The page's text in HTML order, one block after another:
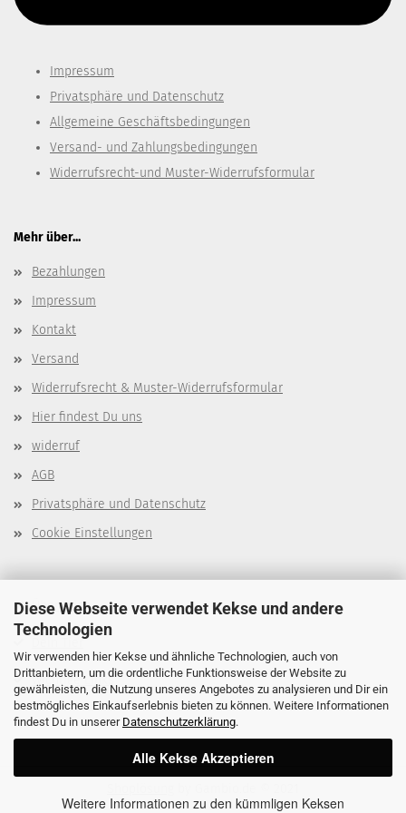
Diese Webseite verwendet Kekse und andere
Technologien
Wir verwenden hier Kekse und ähnliche Technologien, auch von
Drittanbietern, um die ordentliche Funktionsweise der Website zu
gewährleisten, die Nutzung unseres Angebotes zu analysieren und Dir ein
bestmögliches Einkaufserlebnis bieten zu können. Weitere Informationen
findest Du in unserer Datenschutzerklärung.
Alle Kekse Akzeptieren
Weitere Informationen zu den kümmligen Keksen
Impressum
Privatsphäre und Datenschutz
Allgemeine Geschäftsbedingungen
Versand- und Zahlungsbedingungen
Widerrufsrecht-und Muster-Widerrufsformular
Mehr über...
Bezahlungen
Impressum
Kontakt
Versand
Widerrufsrecht & Muster-Widerrufsformular
Hier findest Du uns
widerruf
AGB
Privatsphäre und Datenschutz
Cookie Einstellungen
Über mich
Dein Tier
Wichtige Links